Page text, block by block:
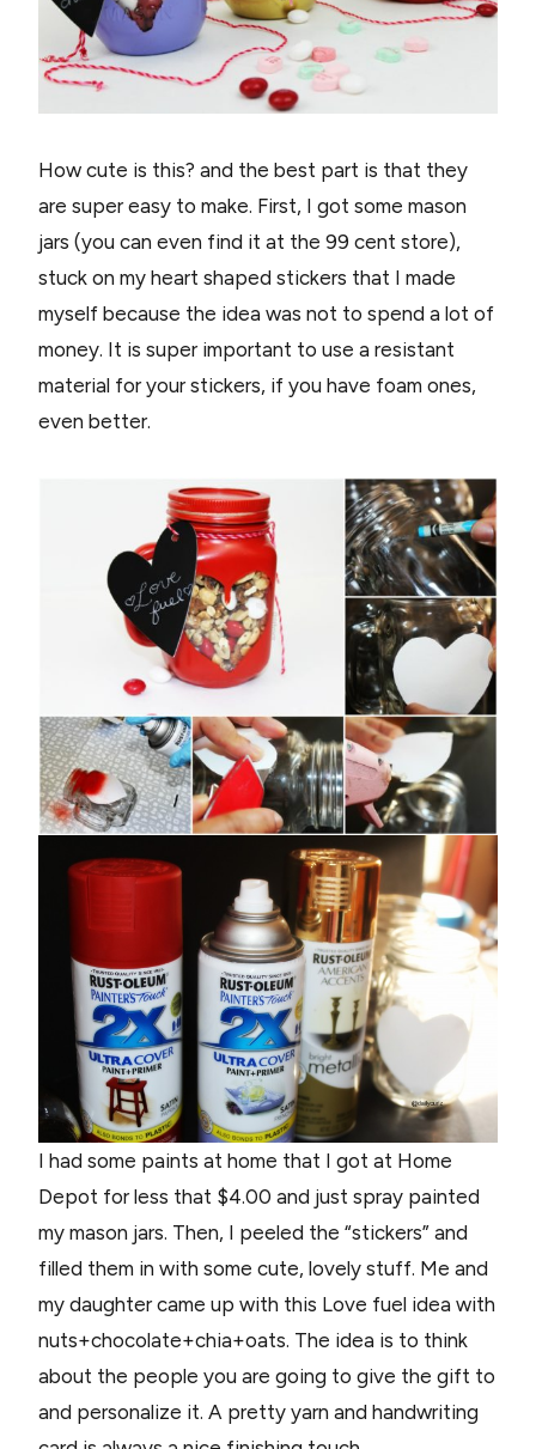
How cute is this? and the best part is that they
are super easy to make. First, I got some mason
jars (you can even find it at the 99 cent store),
stuck on my heart shaped stickers that I made
myself because the idea was not to spend a lot of
money. It is super important to use a resistant
material for your stickers, if you have foam ones,
even better.
I had some paints at home that I got at Home
Depot for less that $4.00 and just spray painted
my mason jars. Then, I peeled the “stickers” and
filled them in with some cute, lovely stuff. Me and
my daughter came up with this Love fuel idea with
nuts+chocolate+chia+oats. The idea is to think
about the people you are going to give the gift to
and personalize it. A pretty yarn and handwriting